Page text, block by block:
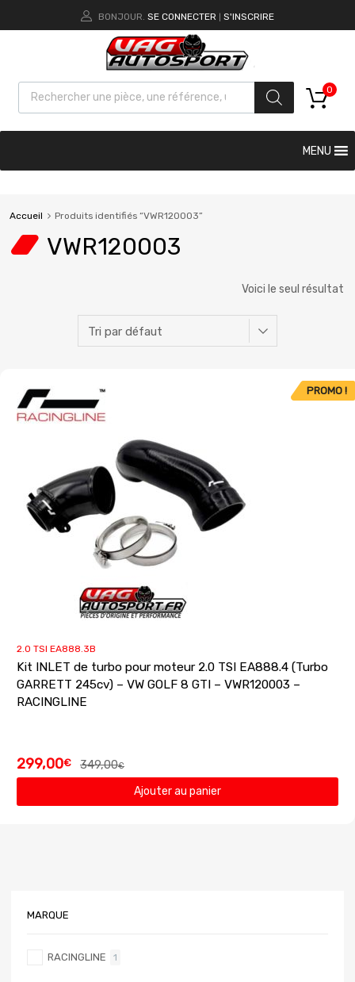
BONJOUR. SE CONNECTER S'INSCRIRE
0
MENU
Accueil Produits identifiés “VWR120003”
VWR120003
Voici le seul résultat
PROMO !
2.0 TSI EA888.3B
Kit INLET de turbo pour moteur 2.0 TSI EA888.4 (Turbo
GARRETT 245cv) – VW GOLF 8 GTI – VWR120003 –
RACINGLINE
349,00€
299,00€
Ajouter au panier
MARQUE
RACINGLINE 1